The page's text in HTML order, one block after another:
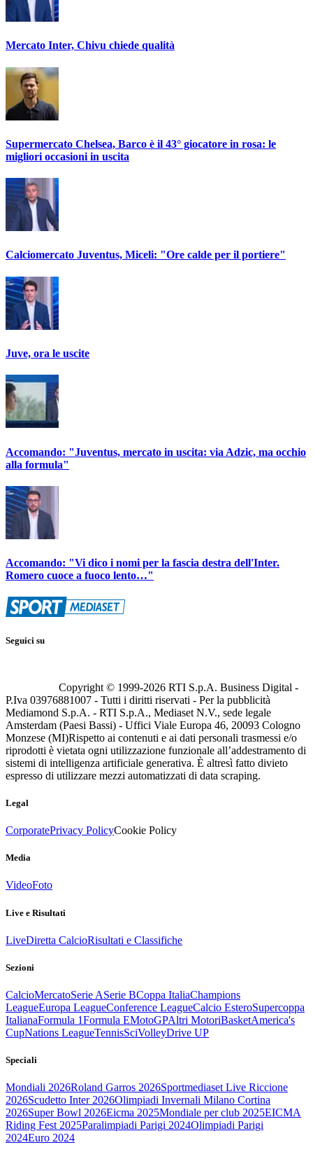
Mercato Inter, Chivu chiede qualità
Supermercato Chelsea, Barco è il 43° giocatore in rosa: le
migliori occasioni in uscita
Calciomercato Juventus, Miceli: "Ore calde per il portiere"
Juve, ora le uscite
Accomando: "Juventus, mercato in uscita: via Adzic, ma occhio
alla formula"
Accomando: "Vi dico i nomi per la fascia destra dell'Inter.
Romero cuoce a fuoco lento…"
Seguici su
Copyright © 1999-2026 RTI S.p.A. Business Digital -
P.Iva 03976881007 - Tutti i diritti riservati - Per la pubblicità
Mediamond S.p.A. - RTI S.p.A., Mediaset N.V., sede legale
Amsterdam (Paesi Bassi) - Uffici Viale Europa 46, 20093 Cologno
Monzese (MI)Rispetto ai contenuti e ai dati personali trasmessi e/o
riprodotti è vietata ogni utilizzazione funzionale all’addestramento di
sistemi di intelligenza artificiale generativa. È altresì fatto divieto
espresso di utilizzare mezzi automatizzati di data scraping.
Legal
CorporatePrivacy PolicyCookie Policy
Media
VideoFoto
Live e Risultati
LiveDiretta CalcioRisultati e Classifiche
Sezioni
CalcioMercatoSerie ASerie BCoppa ItaliaChampions
LeagueEuropa LeagueConference LeagueCalcio EsteroSupercoppa
ItalianaFormula 1Formula EMotoGPAltri MotoriBasketAmerica's
CupNations LeagueTennisSciVolleyDrive UP
Speciali
Mondiali 2026Roland Garros 2026Sportmediaset Live Riccione
2026Scudetto Inter 2026Olimpiadi Invernali Milano Cortina
2026Super Bowl 2026Eicma 2025Mondiale per club 2025EICMA
Riding Fest 2025Paralimpiadi Parigi 2024Olimpiadi Parigi
2024Euro 2024